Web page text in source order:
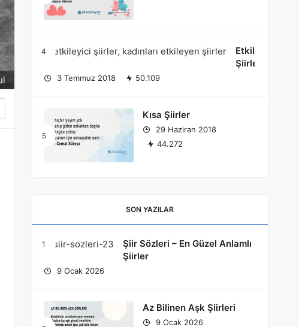
Etkileyici
Şiirler
3 Temmuz 2018 50.109
Kısa Şiirler
29 Haziran 2018
44.272
SON YAZILAR
Şiir Sözleri – En Güzel Anlamlı
Şiirler
9 Ocak 2026
Az Bilinen Aşk Şiirleri
9 Ocak 2026